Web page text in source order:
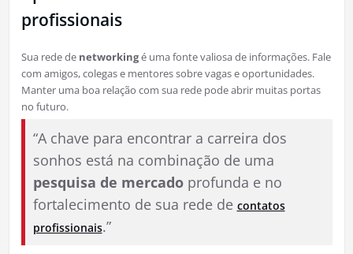
profissionais
Sua rede de networkingé uma fonte valiosa de informações. Fale
com amigos, colegas e mentores sobre vagas e oportunidades.
Manter uma boa relação com sua rede pode abrir muitas portas
no futuro.
“A chave para encontrar a carreira dos
sonhos está na combinação de uma
pesquisa de mercadoprofunda e no
fortalecimento de sua rede de contatos
profissionais.”